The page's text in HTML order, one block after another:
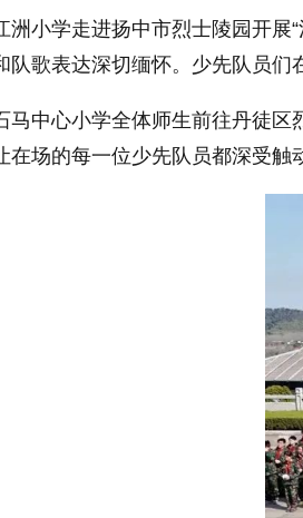
洲小学走进扬中市烈士陵园开展
队歌表达深切缅怀。少先队员们
马中心小学全体师生前往丹徒
在场的每一位少先队员都深受触